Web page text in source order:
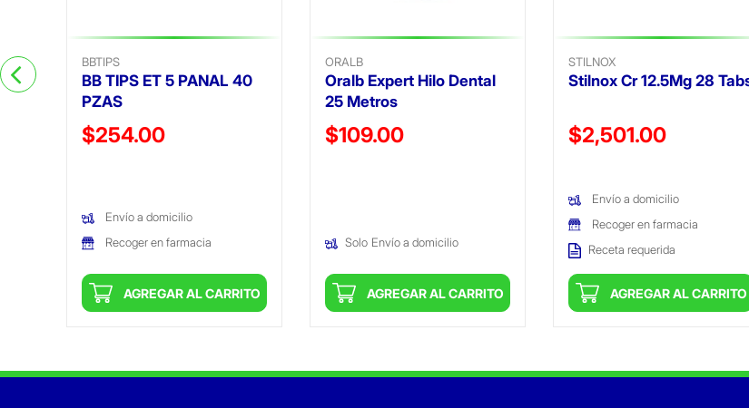
BBTIPS
BB TIPS ET 5 PANAL 40
PZAS
Precio reducido de
$254.00
Envío a domicilio
Recoger en farmacia
AGREGAR AL CARRITO
ORALB
Oralb Expert Hilo Dental
25 Metros
Precio reducido de
$109.00
Solo Envío a domicilio
AGREGAR AL CARRITO
STILNOX
Stilnox Cr 12.5Mg 28
Precio reducido de
$2,501.00
Envío a domicilio
Recoger en farmacia
Receta requerida
AGREGAR AL CARRITO